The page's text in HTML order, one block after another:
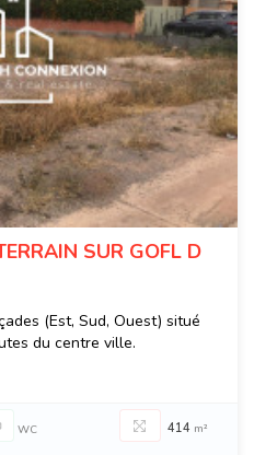
SUR GOFL D
(Est, Sud, Ouest) situé
du centre ville.
WC 414 m²